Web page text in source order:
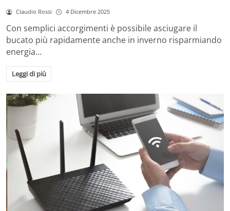
Claudio Rossi 4 Dicembre 2025
Con semplici accorgimenti è possibile asciugare il
bucato più rapidamente anche in inverno risparmiando
energia…
Leggi di più